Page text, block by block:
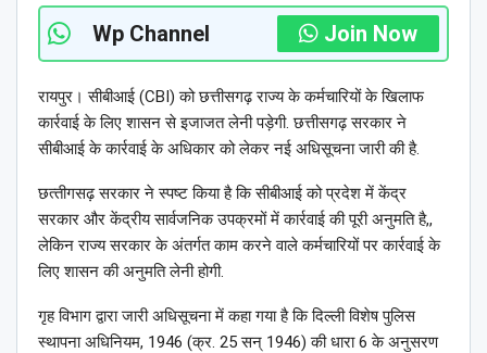
Wp Channel Join Now
रायपुर। सीबीआई (CBI) को छत्तीसगढ़ राज्य के कर्मचारियों के खिलाफ
कार्रवाई के लिए शासन से इजाजत लेनी पड़ेगी. छत्तीसगढ़ सरकार ने
सीबीआई के कार्रवाई के अधिकार को लेकर नई अधिसूचना जारी की है.
छत्‍तीगसढ़ सरकार ने स्‍पष्‍ट किया है कि सीबीआई को प्रदेश में केंद्र
सरकार और केंद्रीय सार्वजनिक उपक्रमों में कार्रवाई की पूरी अनुमति है,,
लेकिन राज्‍य सरकार के अंतर्गत काम करने वाले कर्मचारियों पर कार्रवाई के
लिए शासन की अनुमति लेनी होगी.
गृह विभाग द्वारा जारी अधिसूचना में कहा गया है कि दिल्ली विशेष पुलिस
स्थापना अधिनियम, 1946 (क्र. 25 सन् 1946) की धारा 6 के अनुसरण